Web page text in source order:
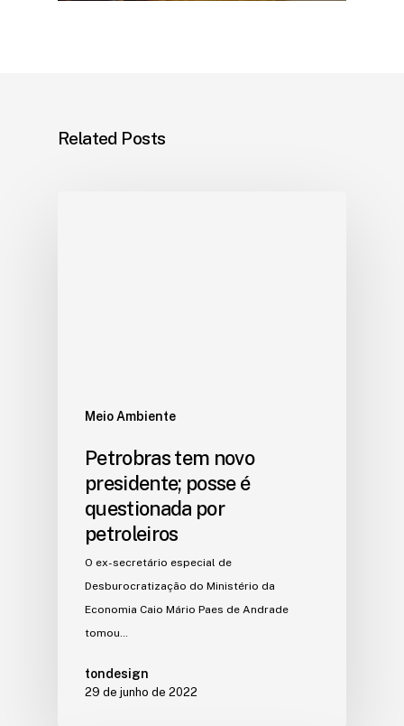
Related Posts
Meio Ambiente
Petrobras tem novo
presidente; posse é
questionada por
petroleiros
O ex-secretário especial de
Desburocratização do Ministério da
Economia Caio Mário Paes de Andrade
tomou…
tondesign
29 de junho de 2022